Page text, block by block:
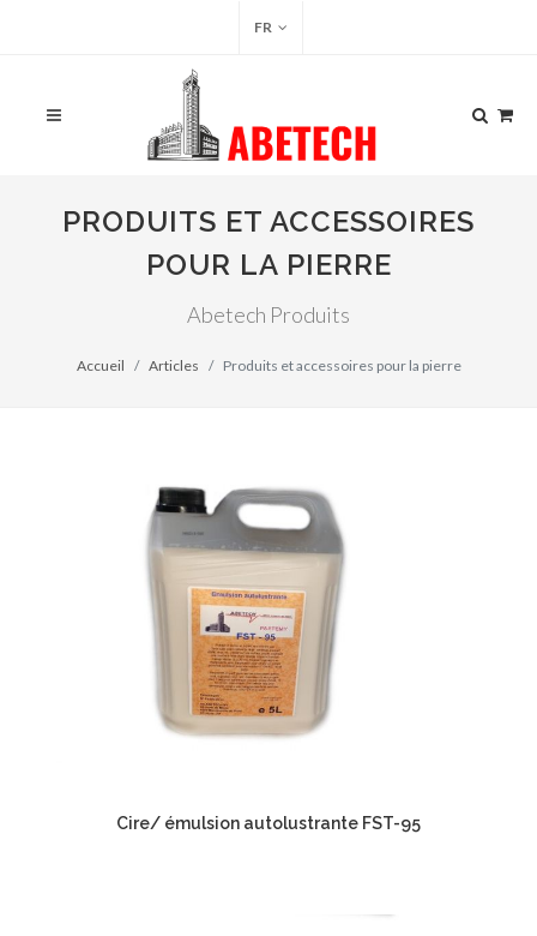
FR
PRODUITS ET ACCESSOIRES
POUR LA PIERRE
Abetech Produits
Accueil Articles Produits et accessoires pour la pierre
Cire/ émulsion autolustrante FST-95